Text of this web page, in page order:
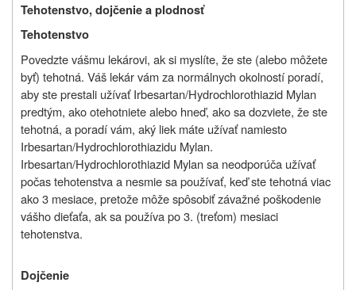
Tehotenstvo, dojčenie a plodnosť
Tehotenstvo
Povedzte vášmu lekárovi, ak si myslíte, že ste (alebo môžete
byť) tehotná. Váš lekár vám za normálnych okolností poradí,
aby ste prestali užívať Irbesartan/Hydrochlorothiazid Mylan
predtým, ako otehotniete alebo hneď, ako sa dozviete, že ste
tehotná, a poradí vám, aký liek máte užívať namiesto
Irbesartan/Hydrochlorothiazidu Mylan.
Irbesartan/Hydrochlorothiazid Mylan sa neodporúča užívať
počas tehotenstva a nesmie sa používať, keď ste tehotná viac
ako 3 mesiace, pretože môže spôsobiť závažné poškodenie
vášho dieťaťa, ak sa používa po 3. (treťom) mesiaci
tehotenstva.
Dojčenie